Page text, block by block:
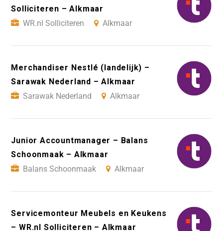
Solliciteren – Alkmaar
WR.nl Solliciteren
Alkmaar
Merchandiser Nestlé (landelijk) –
Sarawak Nederland – Alkmaar
Sarawak Nederland
Alkmaar
Junior Accountmanager – Balans
Schoonmaak – Alkmaar
Balans Schoonmaak
Alkmaar
Servicemonteur Meubels en Keukens
– WR.nl Solliciteren – Alkmaar